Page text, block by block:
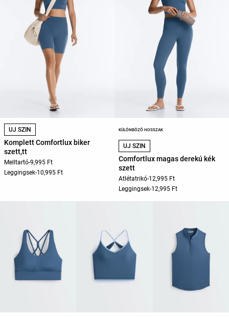
ÚJ SZÍN
Komplett Comfortlux biker
szett,tt
Melltartó-9,995 Ft
Leggingsek-10,995 Ft
KÜLÖNBÖZŐ HOSSZAK
ÚJ SZÍN
Comfortlux magas derekú kék
szett
Atlétatrikó-12,995 Ft
Leggingsek-12,995 Ft